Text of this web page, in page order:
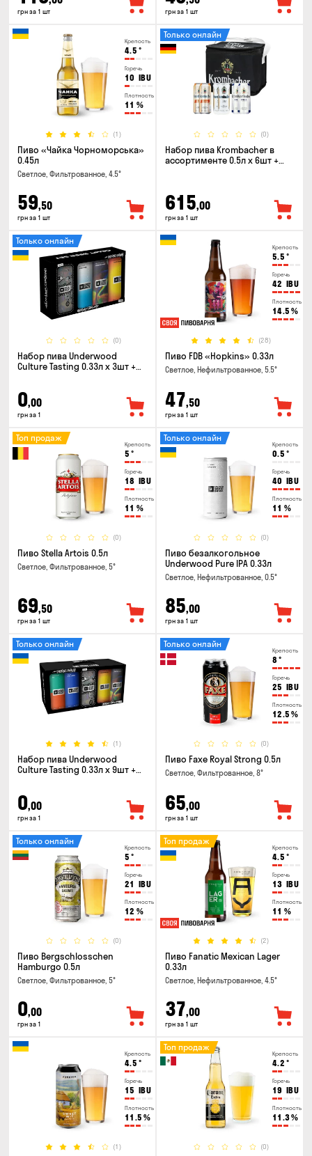
грн за 1 шт грн за 1 шт
Крепость
4.5 °
Горечь
10 IBU
Плотность
11 %
(1)
Пиво «Чайка Чорноморська»
0.45л
Светлое, Фильтрованное, 4.5°
59,50
грн за 1 шт
(0)
Только онлайн
Набор пива Krombacher в
ассортименте 0.5л х 6шт +
615,00
грн за 1 шт
(0)
Только онлайн
Набор пива Underwood
Culture Tasting 0.33л x 3шт +
0,00
грн за 1
Крепость
5.5 °
Горечь
42 IBU
Плотность
14.5 %
(28)
Пиво FDB «Hopkins» 0.33л
Светлое, Нефильтрованное, 5.5°
47,50
грн за 1 шт
Крепость
5 °
Горечь
18 IBU
Плотность
11 %
(0)
Топ продаж
Пиво Stella Artois 0.5л
Светлое, Фильтрованное, 5°
69,50
грн за 1 шт
Крепость
0.5 °
Горечь
40 IBU
Плотность
11 %
(0)
Только онлайн
Пиво безалкогольное
Underwood Pure IPA 0.33л
Светлое, Нефильтрованное, 0.5°
85,00
грн за 1 шт
(1)
Только онлайн
Набор пива Underwood
Culture Tasting 0.33л x 9шт +
0,00
грн за 1
Крепость
8 °
Горечь
25 IBU
Плотность
12.5 %
(0)
Только онлайн
Пиво Faxe Royal Strong 0.5л
Светлое, Фильтрованное, 8°
65,00
грн за 1 шт
Крепость
5 °
Горечь
21 IBU
Плотность
12 %
(0)
Только онлайн
Пиво Bergschlosschen
Hamburgo 0.5л
Светлое, Фильтрованное, 5°
0,00
грн за 1
Крепость
4.5 °
Горечь
13 IBU
Плотность
11 %
(2)
Топ продаж
Пиво Fanatic Mexican Lager
0.33л
Светлое, Нефильтрованное, 4.5°
37,00
грн за 1 шт
Крепость
4.5 °
Горечь
15 IBU
Плотность
11.5 %
(1)
Крепость
4.2 °
Горечь
19 IBU
Плотность
11.3%
(0)
Топ продаж